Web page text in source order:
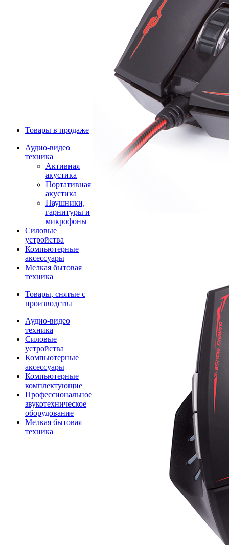
Товары в продаже
Аудио-видео
техника
Активная
акустика
Портативная
акустика
Наушники,
гарнитуры и
микрофоны
Силовые
устройства
Компьютерные
аксессуары
Мелкая бытовая
техника
Товары, снятые с
производства
Аудио-видео
техника
Силовые
устройства
Компьютерные
аксессуары
Компьютерные
комплектующие
Профессиональное
звукотехническое
оборудование
Мелкая бытовая
техника